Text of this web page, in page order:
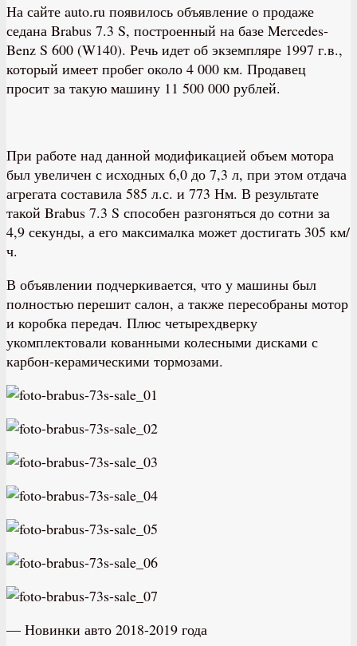
На сайте auto.ru появилось объявление о продаже
седана Brabus 7.3 S, построенный на базе Mercedes-
Benz S 600 (W140). Речь идет об экземпляре 1997 г.в.,
который имеет пробег около 4 000 км. Продавец
просит за такую машину 11 500 000 рублей.
При работе над данной модификацией объем мотора
был увеличен с исходных 6,0 до 7,3 л, при этом отдача
агрегата составила 585 л.с. и 773 Нм. В результате
такой Brabus 7.3 S способен разгоняться до сотни за
4,9 секунды, а его максималка может достигать 305 км/
ч.
В объявлении подчеркивается, что у машины был
полностью перешит салон, а также пересобраны мотор
и коробка передач. Плюс четырехдверку
укомплектовали кованными колесными дисками с
карбон-керамическими тормозами.
— Новинки авто 2018-2019 года